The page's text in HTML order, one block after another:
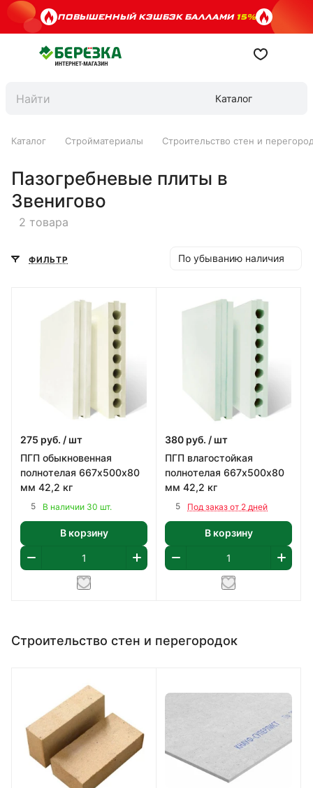
ПОВЫШЕННЫЙ КЭШБЭК БАЛЛАМИ15%
Каталог
Каталог Стройматериалы Строительство стен и
Пазогребневые плиты в
Звенигово
2 товара
ФИЛЬТР По убыванию наличия
275 руб. / шт
ПГП обыкновенная
полнотелая 667х500х80
мм 42,2 кг
5 В наличии 30 шт.
В корзину
380 руб. / шт
ПГП влагостойкая
полнотелая 667х500х80
мм 42,2 кг
5 Под заказ от 2 дней
В корзину
Строительство стен и перегородок